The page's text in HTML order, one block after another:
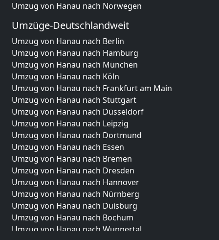
Umzug von Hanau nach Norwegen
Umzüge-Deutschlandweit
Umzug von Hanau nach Berlin
Umzug von Hanau nach Hamburg
Umzug von Hanau nach München
Umzug von Hanau nach Köln
Umzug von Hanau nach Frankfurt am Main
Umzug von Hanau nach Stuttgart
Umzug von Hanau nach Düsseldorf
Umzug von Hanau nach Leipzig
Umzug von Hanau nach Dortmund
Umzug von Hanau nach Essen
Umzug von Hanau nach Bremen
Umzug von Hanau nach Dresden
Umzug von Hanau nach Hannover
Umzug von Hanau nach Nürnberg
Umzug von Hanau nach Duisburg
Umzug von Hanau nach Bochum
Umzug von Hanau nach Wuppertal